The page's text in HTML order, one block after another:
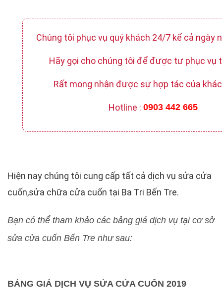
Chúng tôi phục vụ quý khách 24/7 kể cả ngày
Hãy gọi cho chúng tôi để được tư phục vụ
Rất mong nhận được sự hợp tác của
Hotline : 0903 442 665
Hiện nay chúng tôi cung cấp tất cả dịch vụ sửa cửa
cuốn,sửa chữa cửa cuốn tại Ba Tri Bến Tre.
Bạn có thể tham khảo các bảng giá dịch vụ tại cơ sở
sửa cửa cuốn Bến Tre như sau:
BẢNG GIÁ DỊCH VỤ SỬA CỬA CUỐN 2019